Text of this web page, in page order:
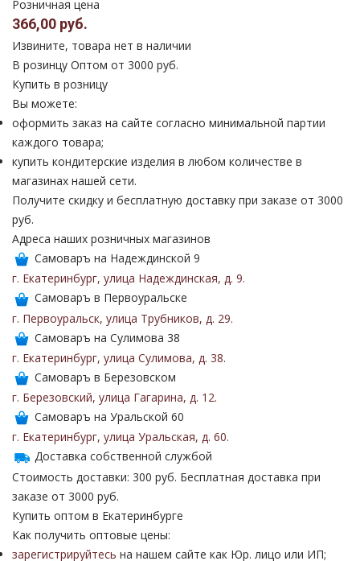
Розничная цена
366,00 руб.
Извините, товара нет в наличии
В розинцу Оптом от 3000 руб.
Купить в розницу
Вы можете:
оформить заказ на сайте согласно минимальной партии
каждого товара;
купить кондитерские изделия в любом количестве в
магазинах нашей сети.
Получите скидку и бесплатную доставку при заказе от 3000
руб.
Адреса наших розничных магазинов
Самоваръ на Надеждинской 9
г. Екатеринбург, улица Надеждинская, д. 9.
Самоваръ в Первоуральске
г. Первоуральск, улица Трубников, д. 29.
Самоваръ на Сулимова 38
г. Екатеринбург, улица Сулимова, д. 38.
Самоваръ в Березовском
г. Березовский, улица Гагарина, д. 12.
Самоваръ на Уральской 60
г. Екатеринбург, улица Уральская, д. 60.
Доставка собственной службой
Стоимость доставки: 300 руб. Бесплатная доставка при
заказе от 3000 руб.
Купить оптом в Екатеринбурге
Как получить оптовые цены:
зарегистрируйтесь на нашем сайте как Юр. лицо или ИП;